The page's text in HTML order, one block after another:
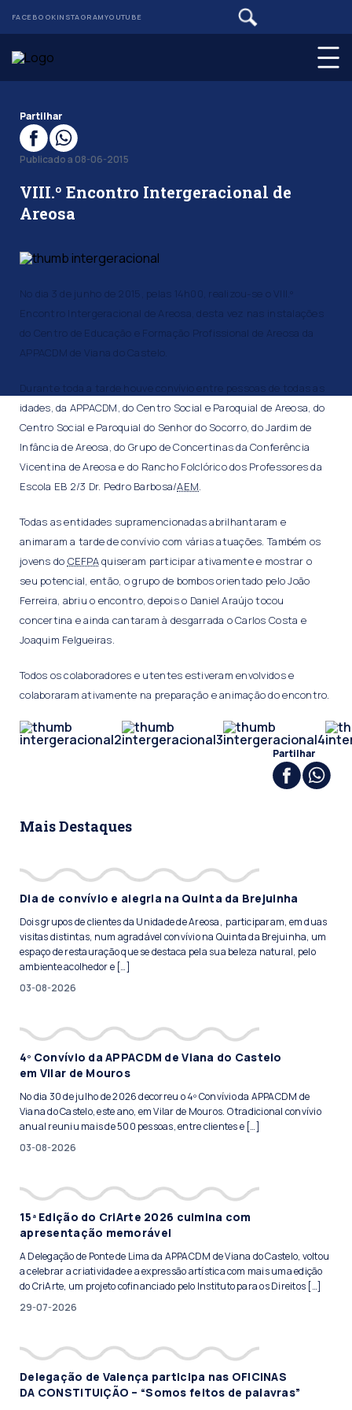
FACEBOOKINSTAGRAMYOUTUBE
Partilhar
Publicado a 08-06-2015
VIII.º Encontro Intergeracional de
Areosa
No dia 3 de junho de 2015, pelas 14h00, realizou-se o VIII.º
Encontro Intergeracional de Areosa, desta vez nas instalações
do Centro de Educação e Formação Profissional de Areosa da
APPACDM de Viana do Castelo.
Durante toda a tarde houve convívio entre pessoas de todas as
idades, da APPACDM, do Centro Social e Paroquial de Areosa, do
Centro Social e Paroquial do Senhor do Socorro, do Jardim de
Infância de Areosa, do Grupo de Concertinas da Conferência
Vicentina de Areosa e do Rancho Folclórico dos Professores da
Escola EB 2/3 Dr. Pedro Barbosa/AEM.
Todas as entidades supramencionadas abrilhantaram e
animaram a tarde de convívio com várias atuações. Também os
jovens do CEFPAquiseram participar ativamente e mostrar o
seu potencial, então, o grupo de bombos orientado pelo João
Ferreira, abriu o encontro, depois o Daniel Araújo tocou
concertina e ainda cantaram à desgarrada o Carlos Costa e
Joaquim Felgueiras.
Todos os colaboradores e utentes estiveram envolvidos e
colaboraram ativamente na preparação e animação do encontro.
Partilhar
Mais Destaques
Dia de convívio e alegria na Quinta da Brejuinha
Dois grupos de clientes da Unidade de Areosa, participaram, em duas
visitas distintas, num agradável convívio na Quinta da Brejuinha, um
espaço de restauração que se destaca pela sua beleza natural, pelo
ambiente acolhedor e […]
03-08-2026
4º Convívio da APPACDM de Viana do Castelo
em Vilar de Mouros
No dia 30 de julho de 2026 decorreu o 4º Convívio da APPACDM de
Viana do Castelo, este ano, em Vilar de Mouros. O tradicional convívio
anual reuniu mais de 500 pessoas, entre clientes e […]
03-08-2026
15ª Edição do CriArte 2026 culmina com
apresentação memorável
A Delegação de Ponte de Lima da APPACDM de Viana do Castelo, voltou
a celebrar a criatividade e a expressão artística com mais uma edição
do CriArte, um projeto cofinanciado pelo Instituto para os Direitos […]
29-07-2026
Delegação de Valença participa nas OFICINAS
DA CONSTITUIÇÃO – “Somos feitos de palavras”